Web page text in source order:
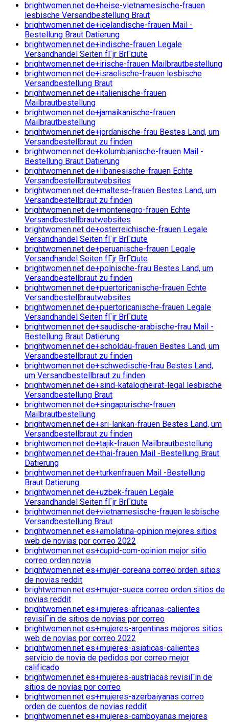
brightwomen.net de+heise-vietnamesische-frauen
lesbische Versandbestellung Braut
brightwomen.net de+icelandische-frauen Mail -
Bestellung Braut Datierung
brightwomen.net de+indische-frauen Legale
Versandhandel Seiten fГјr BrГ¤ute
brightwomen.net de+irische-frauen Mailbrautbestellung
brightwomen.net de+israelische-frauen lesbische
Versandbestellung Braut
brightwomen.net de+italienische-frauen
Mailbrautbestellung
brightwomen.net de+jamaikanische-frauen
Mailbrautbestellung
brightwomen.net de+jordanische-frau Bestes Land, um
Versandbestellbraut zu finden
brightwomen.net de+kolumbianische-frauen Mail -
Bestellung Braut Datierung
brightwomen.net de+libanesische-frauen Echte
Versandbestellbrautwebsites
brightwomen.net de+maltese-frauen Bestes Land, um
Versandbestellbraut zu finden
brightwomen.net de+montenegro-frauen Echte
Versandbestellbrautwebsites
brightwomen.net de+osterreichische-frauen Legale
Versandhandel Seiten fГјr BrГ¤ute
brightwomen.net de+peruanische-frauen Legale
Versandhandel Seiten fГјr BrГ¤ute
brightwomen.net de+polnische-frau Bestes Land, um
Versandbestellbraut zu finden
brightwomen.net de+puertoricanische-frauen Echte
Versandbestellbrautwebsites
brightwomen.net de+puertoricanische-frauen Legale
Versandhandel Seiten fГјr BrГ¤ute
brightwomen.net de+saudische-arabische-frau Mail -
Bestellung Braut Datierung
brightwomen.net de+scholdau-frauen Bestes Land, um
Versandbestellbraut zu finden
brightwomen.net de+schwedische-frau Bestes Land,
um Versandbestellbraut zu finden
brightwomen.net de+sind-katalogheirat-legal lesbische
Versandbestellung Braut
brightwomen.net de+singapurische-frauen
Mailbrautbestellung
brightwomen.net de+sri-lankan-frauen Bestes Land, um
Versandbestellbraut zu finden
brightwomen.net de+tajik-frauen Mailbrautbestellung
brightwomen.net de+thai-frauen Mail -Bestellung Braut
Datierung
brightwomen.net de+turkenfrauen Mail -Bestellung
Braut Datierung
brightwomen.net de+uzbek-frauen Legale
Versandhandel Seiten fГјr BrГ¤ute
brightwomen.net de+vietnamesische-frauen lesbische
Versandbestellung Braut
brightwomen.net es+amolatina-opinion mejores sitios
web de novias por correo 2022
brightwomen.net es+cupid-com-opinion mejor sitio
correo orden novia
brightwomen.net es+mujer-coreana correo orden sitios
de novias reddit
brightwomen.net es+mujer-sueca correo orden sitios de
novias reddit
brightwomen.net es+mujeres-africanas-calientes
revisiГіn de sitios de novias por correo
brightwomen.net es+mujeres-argentinas mejores sitios
web de novias por correo 2022
brightwomen.net es+mujeres-asiaticas-calientes
servicio de novia de pedidos por correo mejor
calificado
brightwomen.net es+mujeres-austriacas revisiГіn de
sitios de novias por correo
brightwomen.net es+mujeres-azerbaiyanas correo
orden de cuentos de novias reddit
brightwomen.net es+mujeres-camboyanas mejores